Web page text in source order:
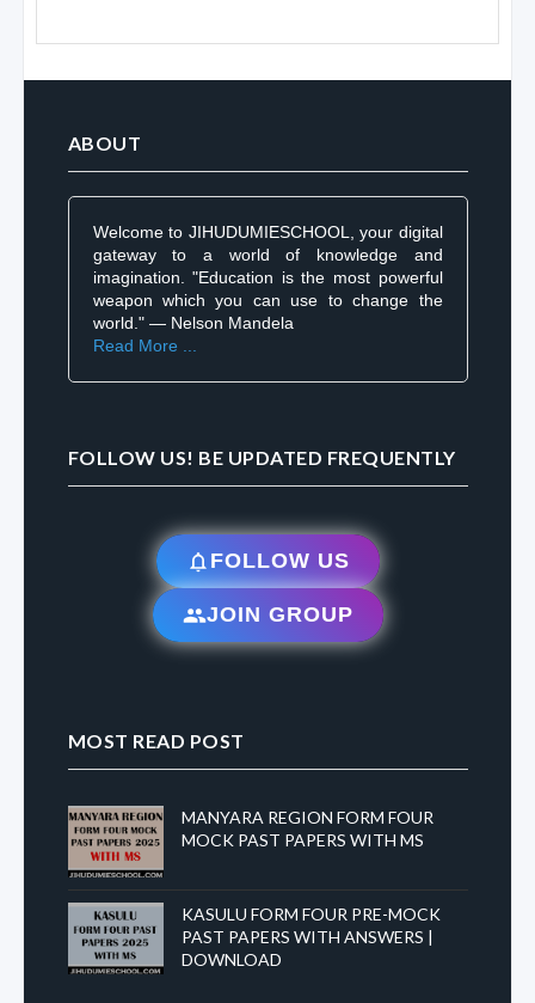
ABOUT
Welcome to JIHUDUMIESCHOOL, your digital
gateway to a world of knowledge and
imagination. "Education is the most powerful
weapon which you can use to change the
world." — Nelson Mandela
Read More ...
FOLLOW US! BE UPDATED FREQUENTLY
FOLLOW US
JOIN GROUP
MOST READ POST
MANYARA REGION FORM FOUR
MOCK PAST PAPERS WITH MS
KASULU FORM FOUR PRE-MOCK
PAST PAPERS WITH ANSWERS |
DOWNLOAD